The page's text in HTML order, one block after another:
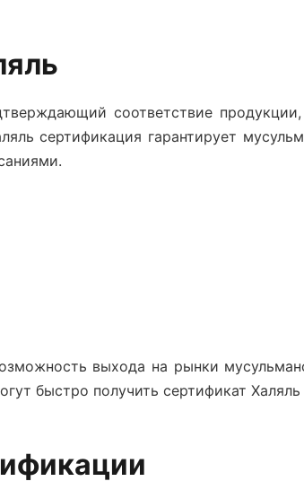
соответствие
сертификация гарантирует
выхода на рынки
быстро получить сертификат Халяль